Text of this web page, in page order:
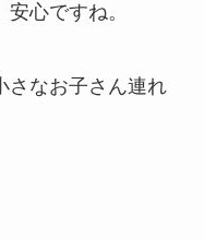
心ですね。
さなお子さん連れ